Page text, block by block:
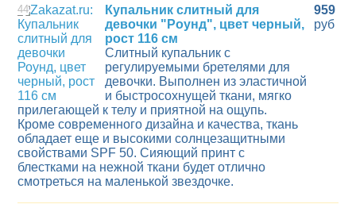
44
Купальник слитный для
девочки "Роунд", цвет черный,
рост 116 см
Слитный купальник с
регулируемыми бретелями для
девочки. Выполнен из эластичной
и быстросохнущей ткани, мягко
прилегающей к телу и приятной на ощупь.
Кроме современного дизайна и качества, ткань
обладает еще и высокими солнцезащитными
свойствами SPF 50. Сияющий принт с
блестками на нежной ткани будет отлично
смотреться на маленькой звездочке.
959
руб